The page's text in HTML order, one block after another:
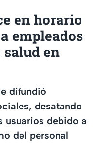
en horario
empleados
en
difundió
desatando
usuarios debido a
del personal